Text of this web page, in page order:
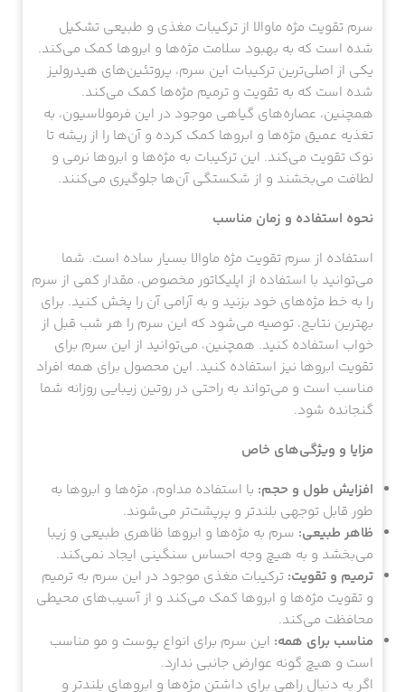
سرم تقویت مژه ماوالا از ترکیبات مغذی و طبیعی تشکیل
شده است که به بهبود سلامت مژه‌ها و ابروها کمک می‌کند.
یکی از اصلی‌ترین ترکیبات این سرم، پروتئین‌های هیدرولیز
شده است که به تقویت و ترمیم مژه‌ها کمک می‌کند.
همچنین، عصاره‌های گیاهی موجود در این فرمولاسیون، به
تغذیه عمیق مژه‌ها و ابروها کمک کرده و آن‌ها را از ریشه تا
نوک تقویت می‌کند. این ترکیبات به مژه‌ها و ابروها نرمی و
لطافت می‌بخشند و از شکستگی آن‌ها جلوگیری می‌کنند.
نحوه استفاده و زمان مناسب
استفاده از سرم تقویت مژه ماوالا بسیار ساده است. شما
می‌توانید با استفاده از اپلیکاتور مخصوص، مقدار کمی از سرم
را به خط مژه‌های خود بزنید و به آرامی آن را پخش کنید. برای
بهترین نتایج، توصیه می‌شود که این سرم را هر شب قبل از
خواب استفاده کنید. همچنین، می‌توانید از این سرم برای
تقویت ابروها نیز استفاده کنید. این محصول برای همه افراد
مناسب است و می‌تواند به راحتی در روتین زیبایی روزانه شما
گنجانده شود.
مزایا و ویژگی‌های خاص
افزایش طول و حجم: با استفاده مداوم، مژه‌ها و ابروها به
طور قابل توجهی بلندتر و پرپشت‌تر می‌شوند.
ظاهر طبیعی: سرم به مژه‌ها و ابروها ظاهری طبیعی و زیبا
می‌بخشد و به هیچ وجه احساس سنگینی ایجاد نمی‌کند.
ترمیم و تقویت: ترکیبات مغذی موجود در این سرم به ترمیم
و تقویت مژه‌ها و ابروها کمک می‌کند و از آسیب‌های محیطی
محافظت می‌کند.
مناسب برای همه: این سرم برای انواع پوست و مو مناسب
است و هیچ گونه عوارض جانبی ندارد.
اگر به دنبال راهی برای داشتن مژه‌ها و ابروهای بلندتر و